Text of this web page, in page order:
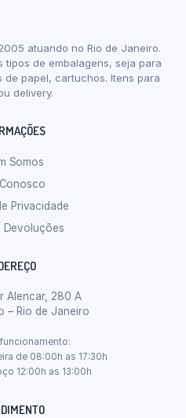
atuando no Rio de Janeiro.
tipos de embalagens, seja para
de papel, cartuchos. Itens para
delivery.
Somos
Privacidade
Devoluções
Alencar, 280 A
– Rio de Janeiro
de 08:00h as 17:30h
12:00h as 13:00h